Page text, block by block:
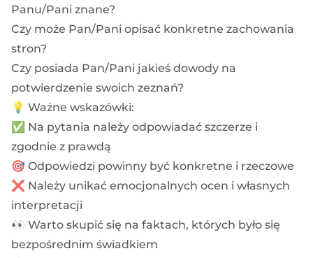
Panu/Pani znane?
Czy może Pan/Pani opisać konkretne zachowania
stron?
Czy posiada Pan/Pani jakieś dowody na
potwierdzenie swoich zeznań?
💡 Ważne wskazówki:
✅ Na pytania należy odpowiadać szczerze i
zgodnie z prawdą
🎯 Odpowiedzi powinny być konkretne i rzeczowe
❌ Należy unikać emocjonalnych ocen i własnych
interpretacji
👀 Warto skupić się na faktach, których było się
bezpośrednim świadkiem